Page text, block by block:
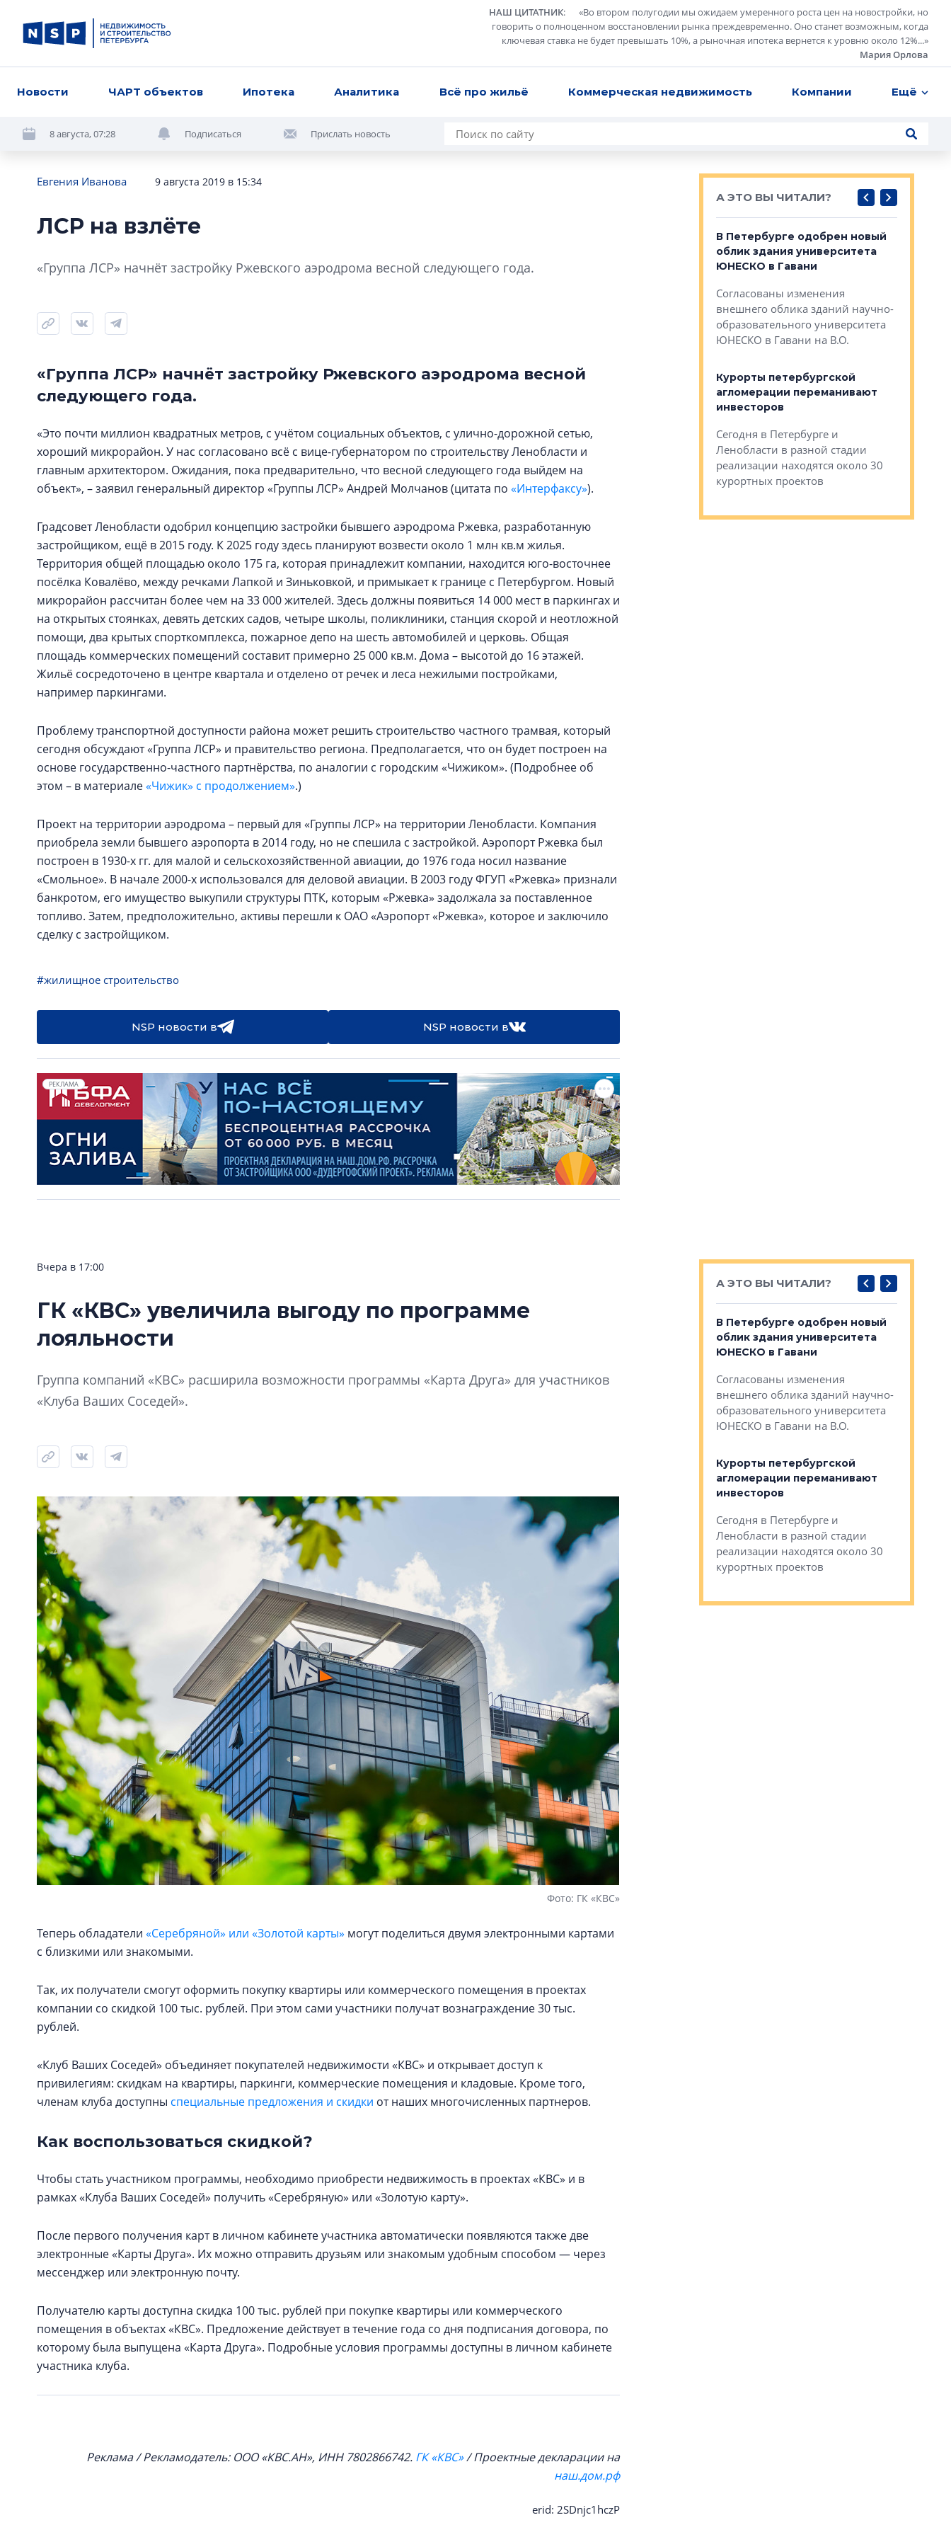
НАШ ЦИТАТНИК: «Во втором полугодии мы ожидаем умеренного роста цен на новостройки, но
говорить о полноценном восстановлении рынка преждевременно. Оно станет возможным, когда
ключевая ставка не будет превышать 10%, а рыночная ипотека вернется к уровню около 12%...»
Мария Орлова
Новости ЧАРТ объектов Ипотека Аналитика Всё про жильё Коммерческая недвижимость Компании Ещё
8 августа, 07:28 Подписаться Прислать новость
Евгения Иванова 9 августа 2019 в 15:34
ЛСР на взлёте
«Группа ЛСР» начнёт застройку Ржевского аэродрома весной следующего года.
«Группа ЛСР» начнёт застройку Ржевского аэродрома весной
следующего года.
«Это почти миллион квадратных метров, с учётом социальных объектов, с улично-дорожной сетью,
хороший микрорайон. У нас согласовано всё с вице-губернатором по строительству Ленобласти и
главным архитектором. Ожидания, пока предварительно, что весной следующего года выйдем на
объект», – заявил генеральный директор «Группы ЛСР» Андрей Молчанов (цитата по «Интерфаксу»).
Градсовет Ленобласти одобрил концепцию застройки бывшего аэродрома Ржевка, разработанную
застройщиком, ещё в 2015 году. К 2025 году здесь планируют возвести около 1 млн кв.м жилья.
Территория общей площадью около 175 га, которая принадлежит компании, находится юго-восточнее
посёлка Ковалёво, между речками Лапкой и Зиньковкой, и примыкает к границе с Петербургом. Новый
микрорайон рассчитан более чем на 33 000 жителей. Здесь должны появиться 14 000 мест в паркингах и
на открытых стоянках, девять детских садов, четыре школы, поликлиники, станция скорой и неотложной
помощи, два крытых спорткомплекса, пожарное депо на шесть автомобилей и церковь. Общая
площадь коммерческих помещений составит примерно 25 000 кв.м. Дома – высотой до 16 этажей.
Жильё сосредоточено в центре квартала и отделено от речек и леса нежилыми постройками,
например паркингами.
Проблему транспортной доступности района может решить строительство частного трамвая, который
сегодня обсуждают «Группа ЛСР» и правительство региона. Предполагается, что он будет построен на
основе государственно-частного партнёрства, по аналогии с городским «Чижиком». (Подробнее об
этом – в материале«Чижик» с продолжением».)
Проект на территории аэродрома – первый для «Группы ЛСР» на территории Ленобласти. Компания
приобрела земли бывшего аэропорта в 2014 году, но не спешила с застройкой. Аэропорт Ржевка был
построен в 1930-х гг. для малой и сельскохозяйственной авиации, до 1976 года носил название
«Смольное». В начале 2000-х использовался для деловой авиации. В 2003 году ФГУП «Ржевка» признали
банкротом, его имущество выкупили структуры ПТК, которым «Ржевка» задолжала за поставленное
топливо. Затем, предположительно, активы перешли к ОАО «Аэропорт «Ржевка», которое и заключило
сделку с застройщиком.
#жилищное строительство
NSP новости в NSP новости в
РЕКЛАМА
А ЭТО ВЫ ЧИТАЛИ?
В Петербурге одобрен новый
облик здания университета
ЮНЕСКО в Гавани
Согласованы изменения
внешнего облика зданий научно-
образовательного университета
ЮНЕСКО в Гавани на В.О.
Курорты петербургской
агломерации переманивают
инвесторов
Сегодня в Петербурге и
Ленобласти в разной стадии
реализации находятся около 30
курортных проектов
Вчера в 17:00
ГК «КВС» увеличила выгоду по программе
лояльности
Группа компаний «КВС» расширила возможности программы «Карта Друга» для участников
«Клуба Ваших Соседей».
Фото: ГК «КВС»
Теперь обладатели «Серебряной» или «Золотой карты» могут поделиться двумя электронными картами
с близкими или знакомыми.
Так, их получатели смогут оформить покупку квартиры или коммерческого помещения в проектах
компании со скидкой 100 тыс. рублей. При этом сами участники получат вознаграждение 30 тыс.
рублей.
«Клуб Ваших Соседей» объединяет покупателей недвижимости «КВС» и открывает доступ к
привилегиям: скидкам на квартиры, паркинги, коммерческие помещения и кладовые. Кроме того,
членам клуба доступны специальные предложения и скидки от наших многочисленных партнеров.
Как воспользоваться скидкой?
Чтобы стать участником программы, необходимо приобрести недвижимость в проектах «КВС» и в
рамках «Клуба Ваших Соседей» получить «Серебряную» или «Золотую карту».
После первого получения карт в личном кабинете участника автоматически появляются также две
электронные «Карты Друга». Их можно отправить друзьям или знакомым удобным способом — через
мессенджер или электронную почту.
Получателю карты доступна скидка 100 тыс. рублей при покупке квартиры или коммерческого
помещения в объектах «КВС». Предложение действует в течение года со дня подписания договора, по
которому была выпущена «Карта Друга». Подробные условия программы доступны в личном кабинете
участника клуба.
Реклама / Рекламодатель: ООО «КВС.АН», ИНН 7802866742. ГК «КВС»/ Проектные декларации на
наш.дом.рф
erid: 2SDnjc1hczP
А ЭТО ВЫ ЧИТАЛИ?
эпохи фальш-панелей
В Петербурге одобрен новый
облик здания университета
ЮНЕСКО в Гавани
Согласованы изменения
внешнего облика зданий научно-
образовательного университета
ЮНЕСКО в Гавани на В.О.
Курорты петербургской
агломерации переманивают
инвесторов
Сегодня в Петербурге и
Ленобласти в разной стадии
реализации находятся около 30
курортных проектов